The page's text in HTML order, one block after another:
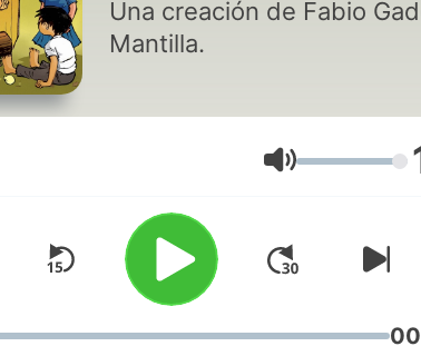
Una creación de Fabio
Mantilla.
Lautstärke